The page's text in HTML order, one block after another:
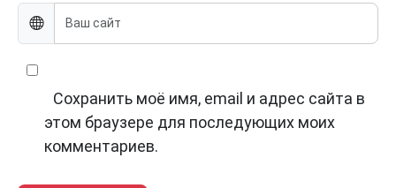
Сохранить моё имя, email и адрес сайта в
этом браузере для последующих моих
комментариев.